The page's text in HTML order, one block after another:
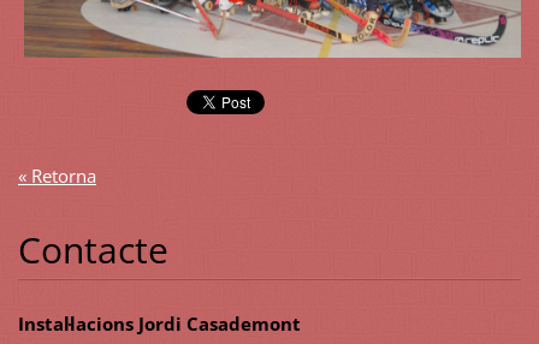
« Retorna
Contacte
Instal·lacions Jordi Casademont